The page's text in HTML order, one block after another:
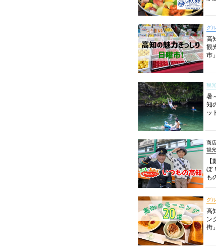
グ
高
観
市
説
観
暑
知
ッ
商
観光
ぼ
も
グ
高
ン
街